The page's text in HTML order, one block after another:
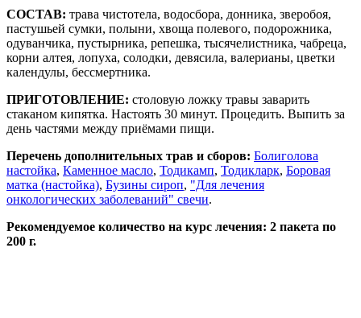
СОСТАВ: трава чистотела, водосбора, донника, зверобоя,
пастушьей сумки, полыни, хвоща полевого, подорожника,
одуванчика, пустырника, репешка, тысячелистника, чабреца,
корни алтея, лопуха, солодки, девясила, валерианы, цветки
календулы, бессмертника.
ПРИГОТОВЛЕНИЕ: столовую ложку травы заварить
стаканом кипятка. Настоять 30 минут. Процедить. Выпить за
день частями между приёмами пищи.
Перечень дополнительных трав и сборов: Болиголова
настойка, Каменное масло, Тодикамп, Тодикларк, Боровая
матка (настойка), Бузины сироп, "Для лечения
онкологических заболеваний" свечи.
Рекомендуемое количество на курс лечения: 2 пакета по
200 г.